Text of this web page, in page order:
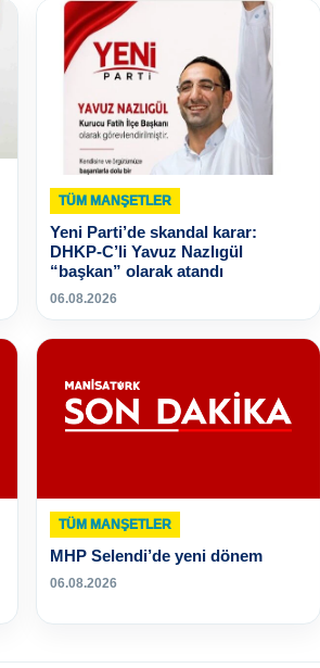
TÜM MANŞETLER
Yeni Parti’de skandal karar:
DHKP-C’li Yavuz Nazlıgül
“başkan” olarak atandı
06.08.2026
TÜM MANŞETLER
MHP Selendi’de yeni dönem
06.08.2026